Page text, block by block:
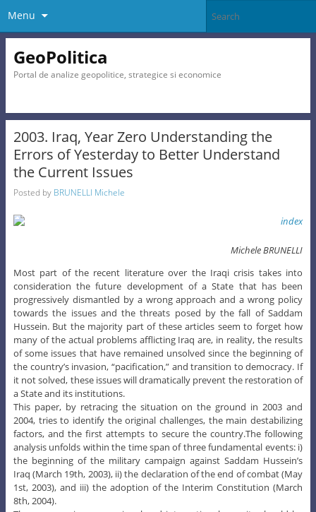
Menu
GeoPolitica
Portal de analize geopolitice, strategice si economice
2003. Iraq, Year Zero Understanding the
Errors of Yesterday to Better Understand
the Current Issues
Posted by BRUNELLI Michele
Michele BRUNELLI
Most part of the recent literature over the Iraqi crisis takes into
consideration the future development of a State that has been
progressively dismantled by a wrong approach and a wrong policy
towards the issues and the threats posed by the fall of Saddam
Hussein. But the majority part of these articles seem to forget how
many of the actual problems afflicting Iraq are, in reality, the results
of some issues that have remained unsolved since the beginning of
the country’s invasion, “pacification,” and transition to democracy. If
it not solved, these issues will dramatically prevent the restoration of
a State and its institutions.
This paper, by retracing the situation on the ground in 2003 and
2004, tries to identify the original challenges, the main destabilizing
factors, and the first attempts to secure the country.The following
analysis unfolds within the time span of three fundamental events: i)
the beginning of the military campaign against Saddam Hussein’s
Iraq (March 19th, 2003), ii) the declaration of the end of combat (May
1st, 2003), and iii) the adoption of the Interim Constitution (March
8th, 2004).